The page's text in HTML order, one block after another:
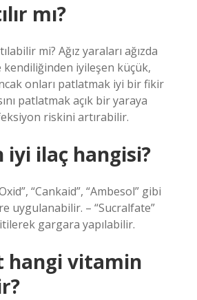
mı?
mi? Ağız yaraları ağızda
kendiliğinden iyileşen küçük,
onları patlatmak iyi bir fikir
patlatmak açık bir yaraya
riskini artırabilir.
iyi ilaç hangisi?
“Cankaid”, “Ambesol” gibi
uygulanabilir. – “Sucralfate”
gargara yapılabilir.
hangi vitamin